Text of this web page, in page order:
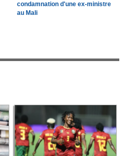
condamnation d'une ex-ministre
au Mali